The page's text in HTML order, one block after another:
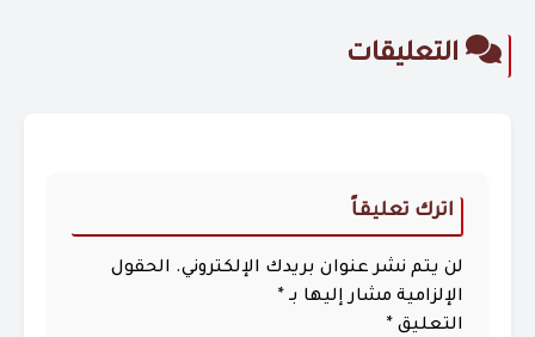
التعليقات
اترك تعليقاً
لن يتم نشر عنوان بريدك الإلكتروني. الحقول
الإلزامية مشار إليها بـ *
التعليق *